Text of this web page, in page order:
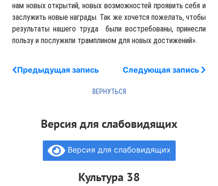
нам новых открытий, новых возможностей проявить себя и
заслужить новые награды. Так же хочется пожелать, чтобы
результаты нашего труда были востребованы, принесли
пользу и послужили трамплином для новых достижений».
Предыдущая запись Следующая запись
Версия для слабовидящих
Версия для слабовидящих
Культура 38